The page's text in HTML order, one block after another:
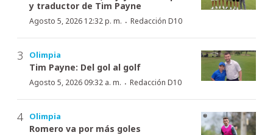
y traductor de Tim Payne
Agosto 5, 2026 12:32 p. m. · Redacción D10
Olimpia
Tim Payne: Del gol al golf
Agosto 5, 2026 09:32 a. m. · Redacción D10
Olimpia
Romero va por más goles